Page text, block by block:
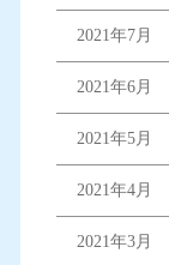
2021年7月
2021年6月
2021年5月
2021年4月
2021年3月